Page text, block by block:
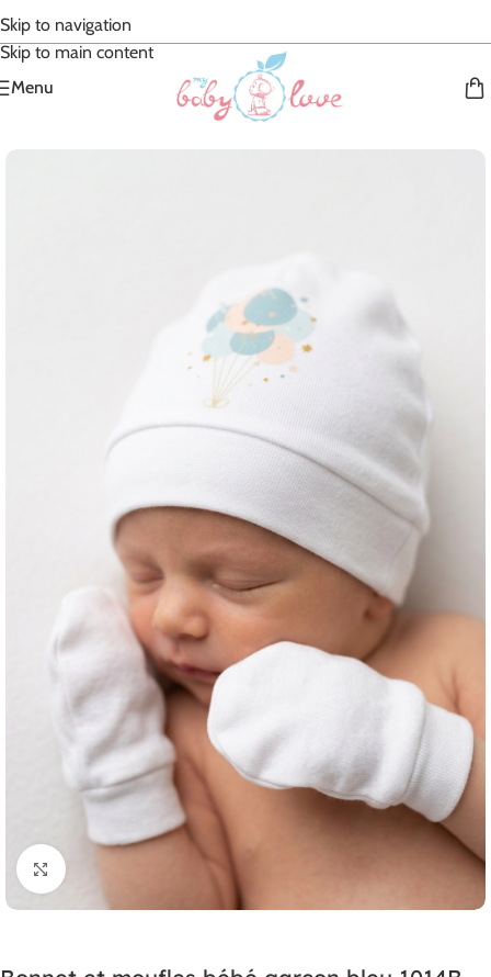
Skip to navigation
Skip to main content
Menu
Accessoires textiles/ bonnet et moufle
Agrandir